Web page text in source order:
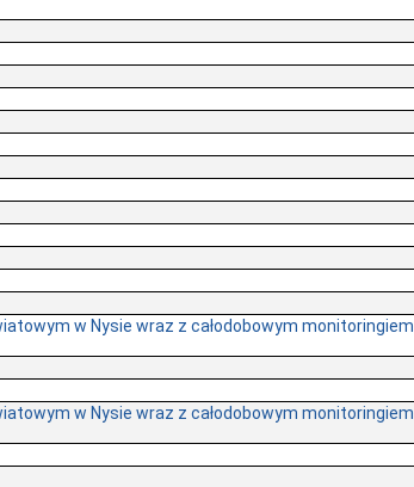
w Nysie wraz z całodobowym monitoringiem
w Nysie wraz z całodobowym monitoringiem